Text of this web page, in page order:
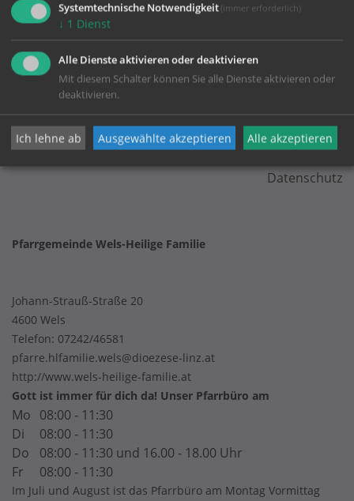
Impressum
Datenschutz
Pfarrgemeinde Wels-Heilige Familie
Johann-Strauß-Straße 20
4600 Wels
Telefon: 07242/46581
pfarre.hlfamilie.wels@dioezese-linz.at
http://www.wels-heilige-familie.at
Gott ist immer für dich da! Unser Pfarrbüro am
Mo 08:00 - 11:30
Di
08:00 - 11:30
Do
08:00 - 11:30 und 16.00 - 18.00 Uhr
Fr
08:00 - 11:30
Im Juli und August ist das Pfarrbüro am Montag Vormittag
Systemtechnische Notwendigkeit (immer erforderlich)
↓ 1 Dienst
Alle Dienste aktivieren oder deaktivieren
Mit diesem Schalter können Sie alle Dienste aktivieren oder
deaktivieren.
Ich lehne ab Ausgewählte akzeptieren Alle akzeptieren